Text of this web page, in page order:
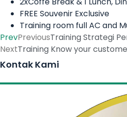
FREE Souvenir Exclusive
Training room full AC and
PrevPreviousTraining Strategi
NextTraining Know your
Kontak Kami